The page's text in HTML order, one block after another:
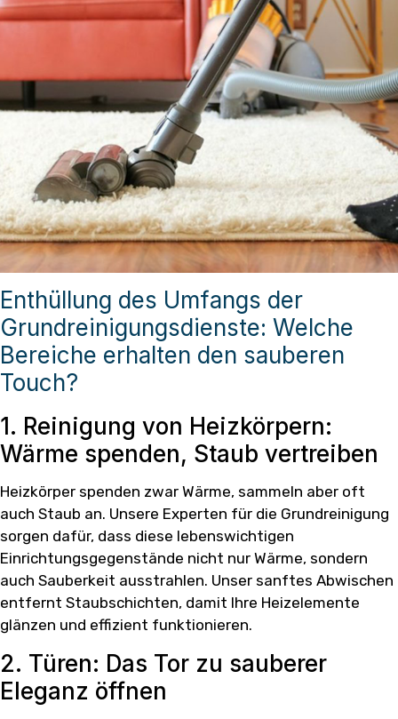
Enthüllung des Umfangs der
Grundreinigungsdienste: Welche
Bereiche erhalten den sauberen
Touch?
1. Reinigung von Heizkörpern:
Wärme spenden, Staub vertreiben
Heizkörper spenden zwar Wärme, sammeln aber oft
auch Staub an. Unsere Experten für die Grundreinigung
sorgen dafür, dass diese lebenswichtigen
Einrichtungsgegenstände nicht nur Wärme, sondern
auch Sauberkeit ausstrahlen. Unser sanftes Abwischen
entfernt Staubschichten, damit Ihre Heizelemente
glänzen und effizient funktionieren.
2. Türen: Das Tor zu sauberer
Eleganz öffnen